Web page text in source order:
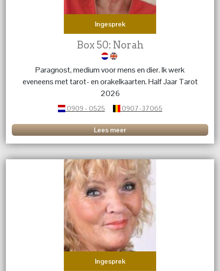
Ingesprek
Box 50: Norah
Paragnost, medium voor mens en dier. Ik werk
eveneens met tarot- en orakelkaarten. Half Jaar Tarot
2026
0909 - 0525 0907-37065
Lees meer
Ingesprek